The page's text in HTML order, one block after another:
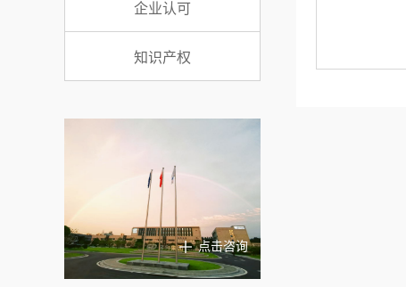
企业认可
知识产权
点击咨询